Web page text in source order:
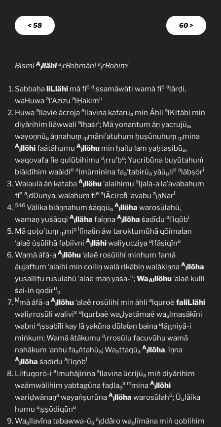
< 58 60 >
Bismi A
lllähi a
lrRoḥmäni a
lrRoḥīmi
SabbaḥaliLlähi mā fie a
lssamäwäti wamā fie alárḍi,
waHuwa al’Azīzu alḤakīmu
Huwa allaviẽ ácroja allavīna kafarūa min Áhli alKitäbi miṅ
diyärihim liáwwali alḥaṡri; Mā ṿonaṅtum áṇ yacrujūa,
waṿoṇnũa áṇnahuṃ ṃmāni’atuhum ḥuṣūnuhuṃ ṃmina
A
lllöhifaátähumu A
lllöhu min ḥaiṫu lam yaḥtasibūa,
waqovafa fie qulūbihimu a
lrru’ba; Yucribūna buyūtahuṁ
biáidīhim waáidie almùminīna faa‘tabirūa yãúulie alábṣöri
Walaulã áṅ kataba A
lllöhu‘alaihimu aljalã-a la’avabahum
fie a
ldDunyā, walahum fie alǍciroẗi ‘avābu a
lṇNāri
546 Välika biáṇnahum ṡãqqūa
A
lllöha warosūlahü,
wamaṇ yuṡãqqi A
llläha faíṇna A
lllöha ṡadīdu al’iqōbi
Mā qoṭo’tuṃ ṃmiṇ llīnaẗin áw taroktumūhā qõímaẗan
‘alaẽ úṣūlihā fabiívni A
lllähiwaliyucziya alfäsiqīna
Wamã áfã-a A
lllöhu‘alaë rosūlihï minhum famã
áujaftum ‘alaihi min coiliṇ walā rikābiṇ waläkiṇna A
lllöha
yusalliṭu rusulahü ‘alaë maṇ yaṡã-u;WaAlllöhu‘alaë kulli
ṡai-iṅ qodīru
ṇ
Ṃmã áfã-a A
lllöhu‘alaë rosūlihï min áhli alquroë faliLlähi
walilrrosūli walivie alqurbaë waalyatämaë waalmasäkīni
wabni a
lssabīli kay lā yakūna dūlaẗaņ baina alágniyã-i
miṅkum; Wamã ǎtäkumu a
lrrosūlu facuvūhu wamā
nahäkum ‘anhu faaṅtahūa; Waattaqūa
A
lllöha, íṇna
A
lllöha ṡadīdu al’iqōbi
Lilfuqorõ-i almuhäjirīna allavīna úcrijūa miṅ diyärihim
waámwälihim yabtagūna faḍlaṇ
a ṃmina A
lllöhi
wariḍwänaṇa wayaṅṣurūna A
lllöha warosūlahũ; Úulãíka
humu a
lṣṣödiqūna
Waallavīna tabawwa-ūa
a
lddāro waalǐmäna miṅ qoblihim